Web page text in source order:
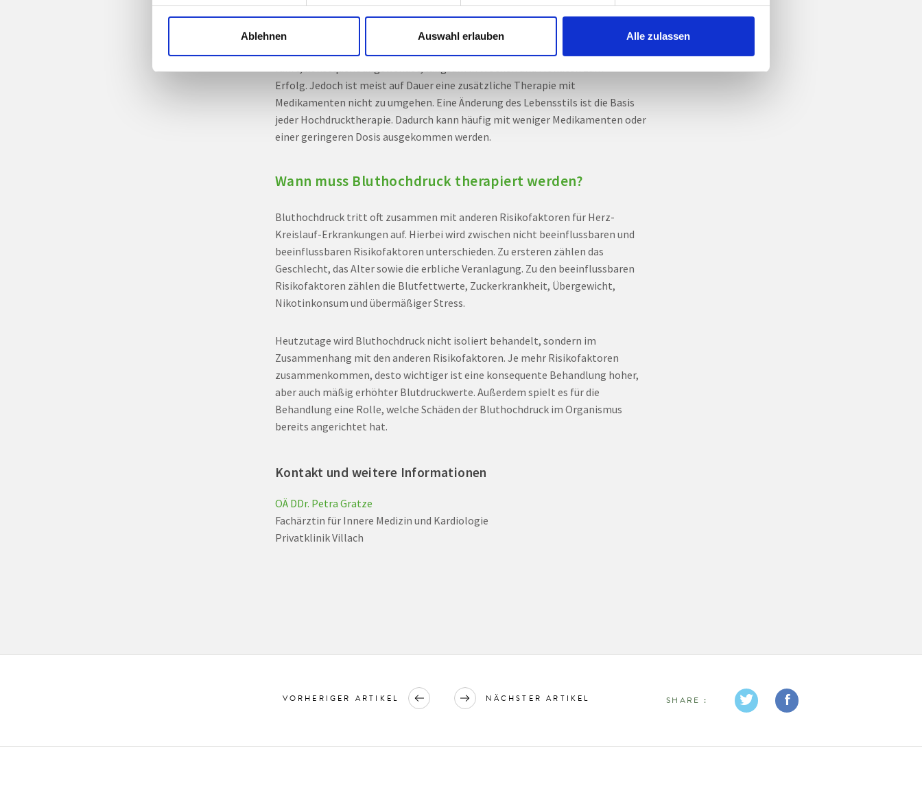
Ablehnen Auswahl erlauben Alle zulassen
In manchen Fällen, wenn der Blutdruck nur mäßig erhöht ist, kann er ohne
Medikamente normalisiert werden. Eine solche Umstellung des Lebensstils
führt, konsequent angewendet, langsam in Wochen und Monaten zum
Erfolg. Jedoch ist meist auf Dauer eine zusätzliche Therapie mit
Medikamenten nicht zu umgehen. Eine Änderung des Lebensstils ist die Basis
jeder Hochdrucktherapie. Dadurch kann häufig mit weniger Medikamenten oder
einer geringeren Dosis ausgekommen werden.
Wann muss Bluthochdruck therapiert werden?
Bluthochdruck tritt oft zusammen mit anderen Risikofaktoren für Herz-
Kreislauf-Erkrankungen auf. Hierbei wird zwischen nicht beeinflussbaren und
beeinflussbaren Risikofaktoren unterschieden. Zu ersteren zählen das
Geschlecht, das Alter sowie die erbliche Veranlagung. Zu den beeinflussbaren
Risikofaktoren zählen die Blutfettwerte, Zuckerkrankheit, Übergewicht,
Nikotinkonsum und übermäßiger Stress.
Heutzutage wird Bluthochdruck nicht isoliert behandelt, sondern im
Zusammenhang mit den anderen Risikofaktoren. Je mehr Risikofaktoren
zusammenkommen, desto wichtiger ist eine konsequente Behandlung hoher,
aber auch mäßig erhöhter Blutdruckwerte. Außerdem spielt es für die
Behandlung eine Rolle, welche Schäden der Bluthochdruck im Organismus
bereits angerichtet hat.
Kontakt und weitere Informationen
OÄ DDr. Petra Gratze
Fachärztin für Innere Medizin und Kardiologie
Privatklinik Villach
VORHERIGER ARTIKEL NÄCHSTER ARTIKEL SHARE :